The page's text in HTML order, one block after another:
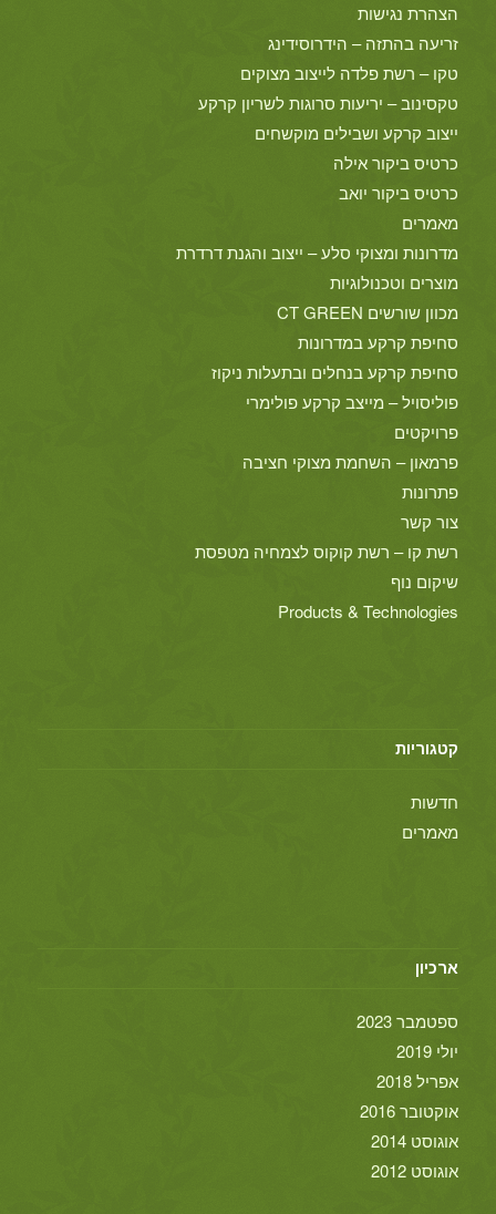
הצהרת נגישות
זריעה בהתזה – הידרוסידינג
טקו – רשת פלדה לייצוב מצוקים
טקסינוב – יריעות סרוגות לשריון קרקע
ייצוב קרקע ושבילים מוקשחים
כרטיס ביקור אילה
כרטיס ביקור יואב
מאמרים
מדרונות ומצוקי סלע – ייצוב והגנת דרדרת
מוצרים וטכנולוגיות
מכוון שורשים CT GREEN
סחיפת קרקע במדרונות
סחיפת קרקע בנחלים ובתעלות ניקוז
פוליסויל – מייצב קרקע פולימרי
פרויקטים
פרמאון – השחמת מצוקי חציבה
פתרונות
צור קשר
רשת קו – רשת קוקוס לצמחיה מטפסת
שיקום נוף
Products & Technologies
קטגוריות
חדשות
מאמרים
ארכיון
ספטמבר 2023
יולי 2019
אפריל 2018
אוקטובר 2016
אוגוסט 2014
אוגוסט 2012